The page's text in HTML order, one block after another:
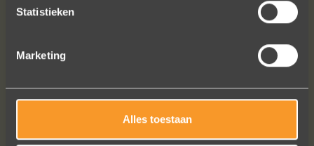
Statistieken
Marketing
Alles toestaan